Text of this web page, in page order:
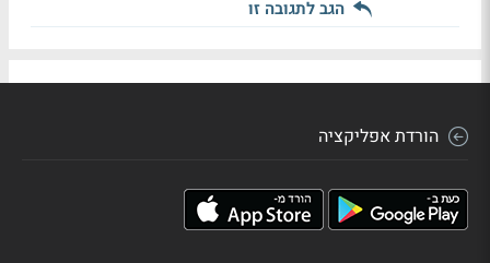
הגב לתגובה זו
הורדת אפליקציה